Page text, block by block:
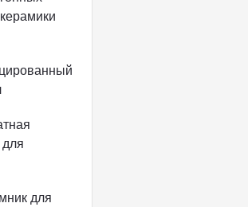
для
для